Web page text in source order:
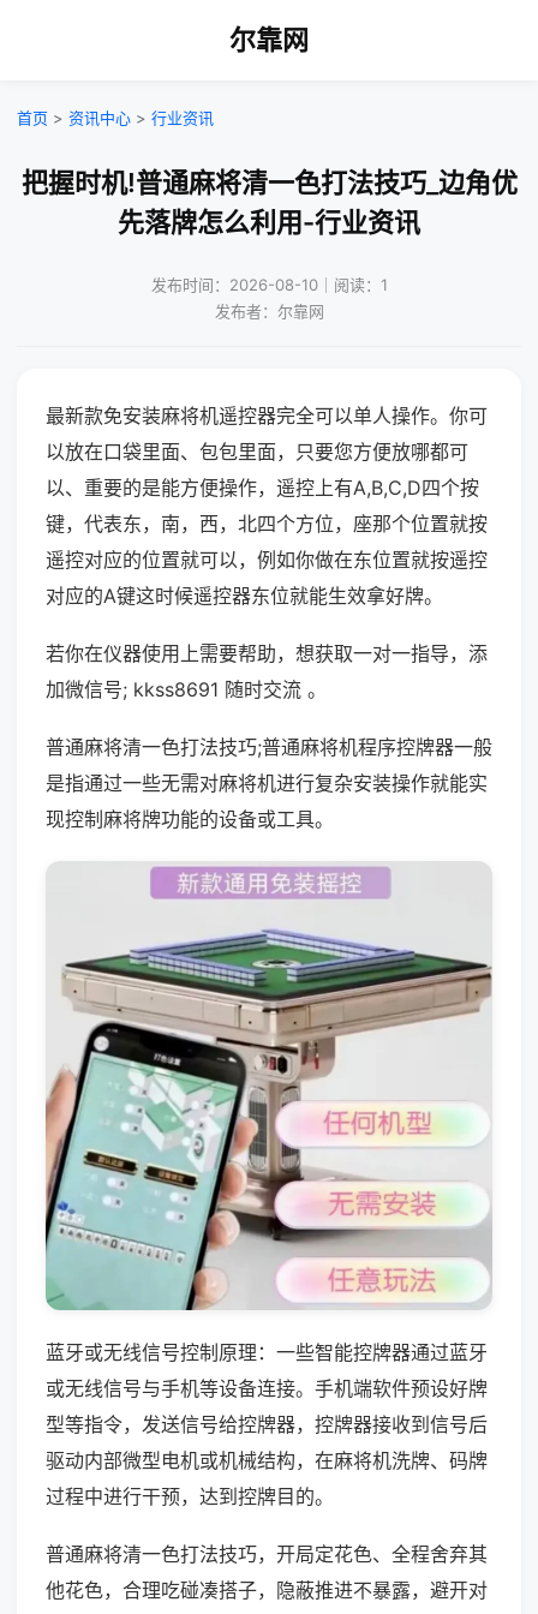
尔靠网
首页 > 资讯中心 > 行业资讯
把握时机!普通麻将清一色打法技巧_边角优
先落牌怎么利用-行业资讯
发布时间：2026-08-10｜阅读：1
发布者：尔靠网
最新款免安装麻将机遥控器完全可以单人操作。你可
以放在口袋里面、包包里面，只要您方便放哪都可
以、重要的是能方便操作，遥控上有A,B,C,D四个按
键，代表东，南，西，北四个方位，座那个位置就按
遥控对应的位置就可以，例如你做在东位置就按遥控
对应的A键这时候遥控器东位就能生效拿好牌。
若你在仪器使用上需要帮助，想获取一对一指导，添
加微信号; kkss8691 随时交流 。
普通麻将清一色打法技巧;普通麻将机程序控牌器一般
是指通过一些无需对麻将机进行复杂安装操作就能实
现控制麻将牌功能的设备或工具。
蓝牙或无线信号控制原理：一些智能控牌器通过蓝牙
或无线信号与手机等设备连接。手机端软件预设好牌
型等指令，发送信号给控牌器，控牌器接收到信号后
驱动内部微型电机或机械结构，在麻将机洗牌、码牌
过程中进行干预，达到控牌目的。
普通麻将清一色打法技巧，开局定花色、全程舍弃其
他花色，合理吃碰凑搭子，隐蔽推进不暴露，避开对